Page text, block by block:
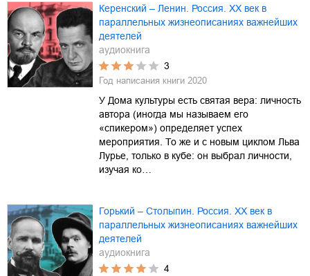
Керенский – Ленин. Россия. XX век в
параллельных жизнеописаниях важнейших
деятелей
аудиокнига
3
Год написания книги 2020
У Дома культуры есть святая вера: личность
автора (иногда мы называем его
«спикером») определяет успех
мероприятия. То же и с новым циклом Льва
Лурье, только в кубе: он выбрал личности,
изучая ко…
Горький – Столыпин. Россия. XX век в
параллельных жизнеописаниях важнейших
деятелей
аудиокнига
4